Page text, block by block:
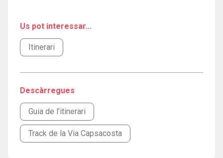
Us pot interessar...
Itinerari
Descàrregues
Guia de l'itinerari
Track de la Via Capsacosta